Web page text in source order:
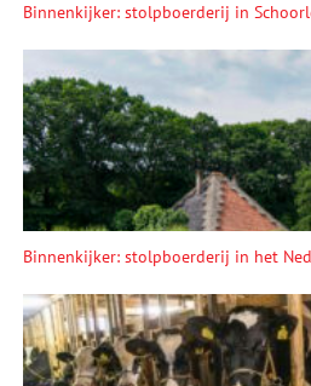
Binnenkijker: stolpboerderij in
Binnenkijker: stolpboerderij in het